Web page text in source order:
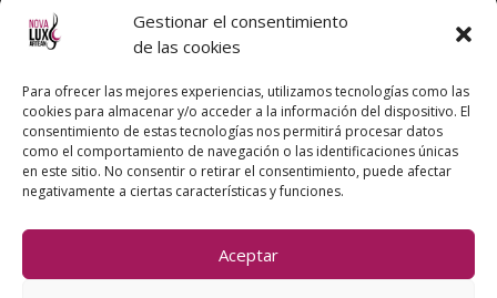
Gestionar el consentimiento
de las cookies
Para ofrecer las mejores experiencias, utilizamos tecnologías como las
cookies para almacenar y/o acceder a la información del dispositivo. El
consentimiento de estas tecnologías nos permitirá procesar datos
como el comportamiento de navegación o las identificaciones únicas
en este sitio. No consentir o retirar el consentimiento, puede afectar
negativamente a ciertas características y funciones.
Aceptar
AVISO LEGAL
POLÍTICA DE COOKIES
Artean Ensemble